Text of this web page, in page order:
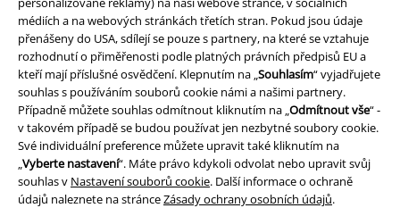
médiích a na webových stránkách třetích stran. Pokud jsou údaje
přenášeny do USA, sdílejí se pouze s partnery, na které se vztahuje
rozhodnutí o přiměřenosti podle platných právních předpisů EU a
kteří mají příslušné osvědčení. Klepnutím na „Souhlasím“ vyjadřujete
souhlas s používáním souborů cookie námi a našimi partnery.
Případně můžete souhlas odmítnout kliknutím na „Odmítnout vše“ -
v takovém případě se budou používat jen nezbytné soubory cookie.
Své individuální preference můžete upravit také kliknutím na
„Vyberte nastavení“. Máte právo kdykoli odvolat nebo upravit svůj
souhlas v Nastavení souborů cookie. Další informace o ochraně
údajů naleznete na stránceZásady ochrany osobních údajů.
Likvidace odpadu a ochrana životního prostředí
Prohlášení o shodě
Informace o přístupnosti
Nastavení souborů cookie
Odstoupení od smlouvy